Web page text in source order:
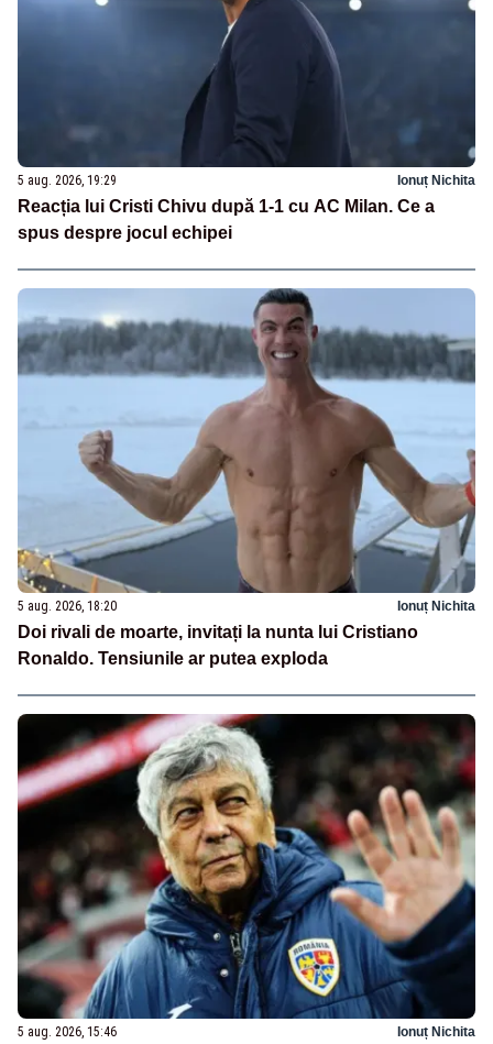
5 aug. 2026, 19:29 Ionuț Nichita
Reacția lui Cristi Chivu după 1-1 cu AC Milan. Ce a
spus despre jocul echipei
5 aug. 2026, 18:20 Ionuț Nichita
Doi rivali de moarte, invitați la nunta lui Cristiano
Ronaldo. Tensiunile ar putea exploda
5 aug. 2026, 15:46 Ionuț Nichita